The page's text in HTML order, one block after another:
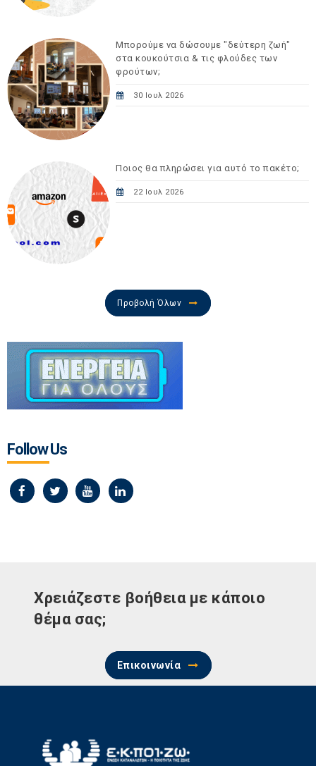
Μπορούμε να δώσουμε "δεύτερη ζωή"
στα κουκούτσια & τις φλούδες των
φρούτων;
30 Ιουλ 2026
Ποιος θα πληρώσει για αυτό το πακέτο;
22 Ιουλ 2026
Προβολή Όλων
Follow Us
Χρειάζεστε βοήθεια με κάποιο
θέμα σας;
Επικοινωνία